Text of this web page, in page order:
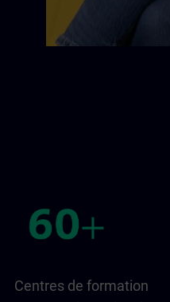
Centres de formation